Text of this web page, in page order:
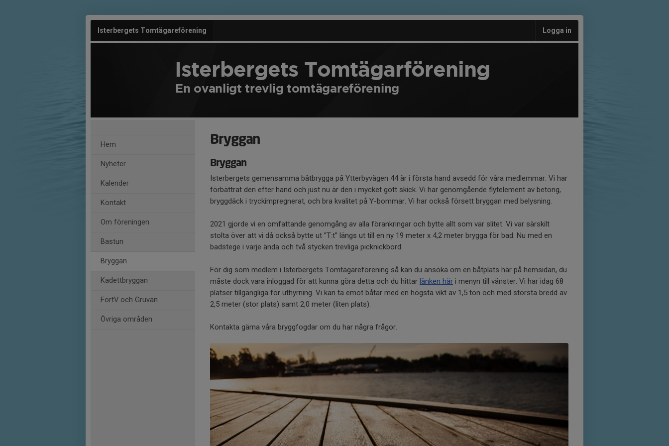
Isterbergets Tomtägareförening Logga in
Isterbergets Tomtägarförening
En ovanligt trevlig tomtägareförening
Hem
Nyheter
Kalender
Kontakt
Om föreningen
Bastun
Bryggan
Kadettbryggan
FortV och Gruvan
Övriga områden
Bryggan
Bryggan
Isterbergets gemensamma båtbrygga på Ytterbyvägen 44 är i första hand avsedd för våra medlemmar. Vi har
förbättrat den efter hand och just nu är den i mycket gott skick. Vi har genomgående flytelement av betong,
bryggdäck i tryckimpregnerat, och bra kvalitet på Y-bommar. Vi har också försett bryggan med belysning.
2021 gjorde vi en omfattande genomgång av alla förankringar och bytte allt som var slitet. Vi var särskilt
stolta över att vi då också bytte ut ”T:t” längs ut till en ny 19 meter x 4,2 meter brygga för bad. Nu med en
badstege i varje ända och två stycken trevliga picknickbord.
För dig som medlem i Isterbergets Tomtägareförening så kan du ansöka om en båtplats här på hemsidan, du
måste dock vara inloggad för att kunna göra detta och du hittar länken här i menyn till vänster. Vi har idag 68
platser tillgängliga för uthyrning. Vi kan ta emot båtar med en högsta vikt av 1,5 ton och med största bredd av
2,5 meter (stor plats) samt 2,0 meter (liten plats).
Kontakta gärna våra bryggfogdar om du har några frågor.